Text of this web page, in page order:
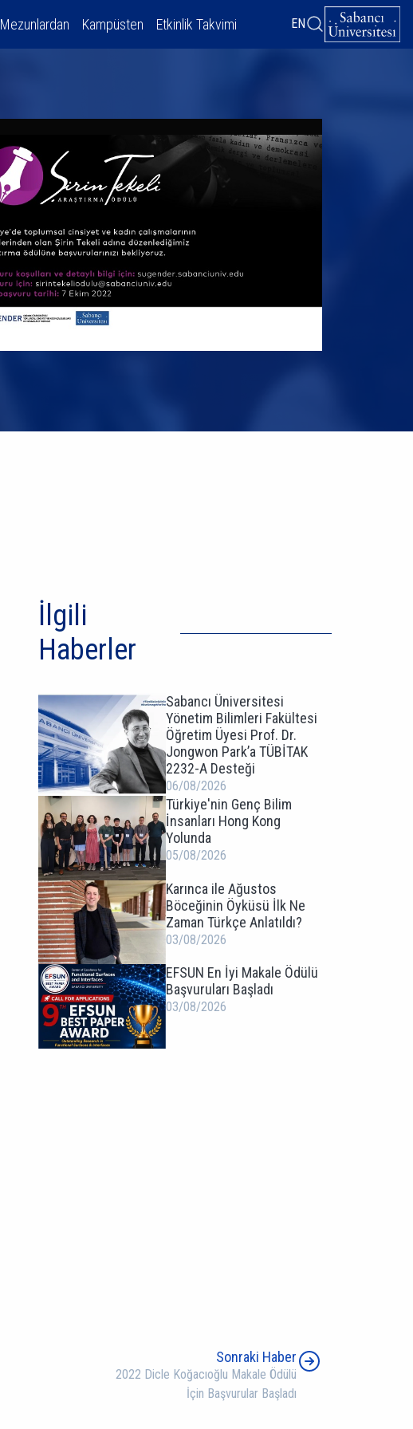
Mezunlardan Kampüsten Etkinlik Takvimi EN
İlgili
Haberler
Sabancı Üniversitesi
Yönetim Bilimleri Fakültesi
Öğretim Üyesi Prof. Dr.
Jongwon Park’a TÜBİTAK
2232-A Desteği
06/08/2026
Türkiye'nin Genç Bilim
İnsanları Hong Kong
Yolunda
05/08/2026
Karınca ile Ağustos
Böceğinin Öyküsü İlk Ne
Zaman Türkçe Anlatıldı?
03/08/2026
EFSUN En İyi Makale Ödülü
Başvuruları Başladı
03/08/2026
Sonraki Haber
2022 Dicle Koğacıoğlu Makale Ödülü
İçin Başvurular Başladı